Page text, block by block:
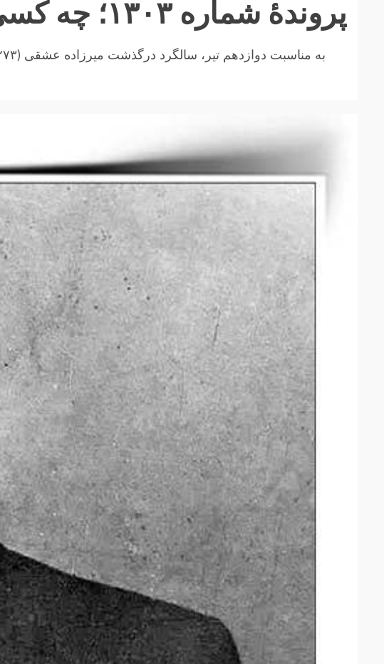
پروندهٔ شماره ۱۳۰۳؛ چه کسی ازشعر می‌ترسید؟
به مناسبت دوازدهم تیر، سالگرد درگذشت میرزاده عشقی (۱۲۷۳-۱۳۰۳).